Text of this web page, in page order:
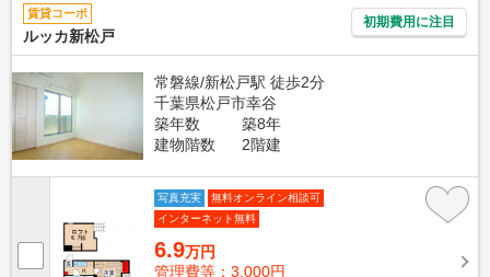
賃貸コーポ
ルッカ新松戸
初期費用に注目
常磐線/新松戸駅 徒歩2分
千葉県松戸市幸谷
築年数
築8年
建物階数
2階建
写真充実
無料オンライン相談可
インターネット無料
6.9万円
管理費等：3,000円